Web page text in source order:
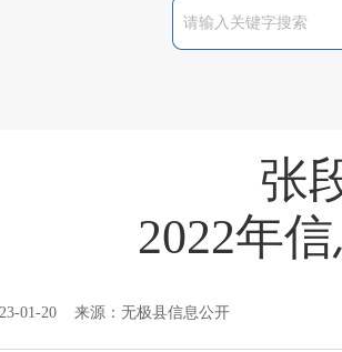
张
2022年
01-20 来源：无极县信息公开